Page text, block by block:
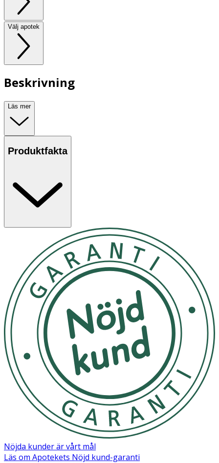
Välj apotek
Beskrivning
Läs mer
Produktfakta
Nöjda kunder är vårt mål
Läs om Apotekets Nöjd kund-garanti